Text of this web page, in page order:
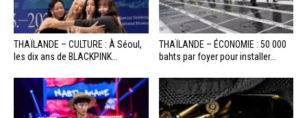
THAÏLANDE – CULTURE : À Séoul,
les dix ans de BLACKPINK...
THAÏLANDE – ÉCONOMIE : 50 000
bahts par foyer pour installer...